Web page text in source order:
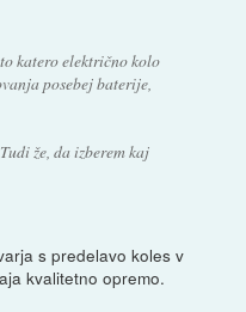
katero električno kolo
posebej baterije,
že, da izberem kaj
s predelavo koles v
kvalitetno opremo.